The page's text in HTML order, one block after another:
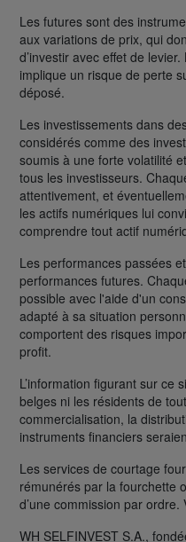
Les futures sont des
aux variations de prix, qui
d’investir avec effet de levier.
implique un risque de perte
déposé.
Les investissements dans
considérés comme des
soumis à une forte volatilité
tous les investisseurs.
attentivement, et
les actifs numériques lui
comprendre tout actif
Les performances passées
performances futures.
possible avec l'aide d'un
adapté à sa situation
comportent des risques
profit.
L’information figurant sur ce
belges ni les résidents de
commercialisation, la
instruments financiers
Les services de courtage
rémunérés par la fourchette
d’une commission par
WH SELFINVEST S.A.,